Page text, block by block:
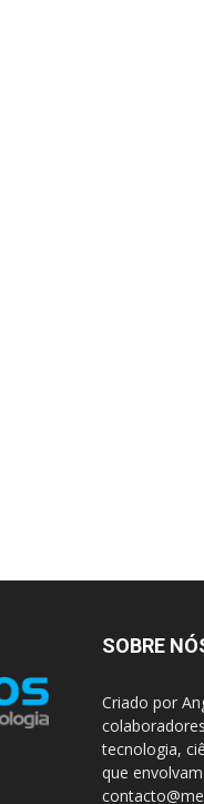
SOBRE
Criado por
tecnologia,
que